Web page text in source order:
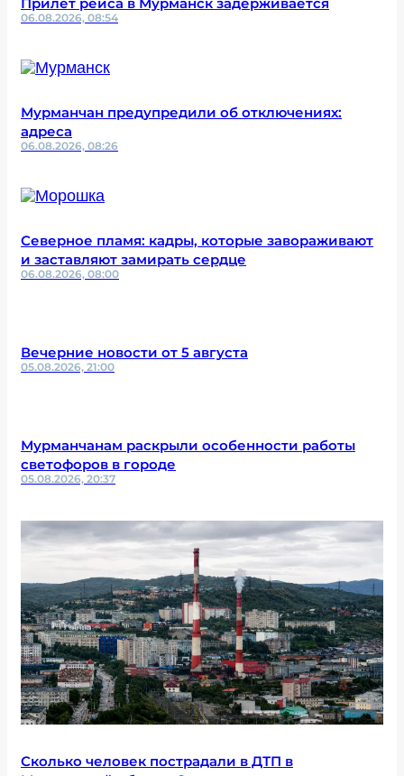
06.08.2026, 08:54
Мурманчан предупредили об отключениях:
адреса
06.08.2026, 08:26
Северное пламя: кадры, которые завораживают
и заставляют замирать сердце
06.08.2026, 08:00
Вечерние новости от 5 августа
05.08.2026, 21:00
Мурманчанам раскрыли особенности работы
светофоров в городе
05.08.2026, 20:37
Сколько человек пострадали в ДТП в